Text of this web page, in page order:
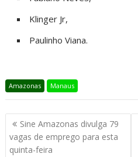
Klinger Jr,
Paulinho Viana.
Amazonas Manaus
Sine Amazonas divulga 79
vagas de emprego para esta
quinta-feira